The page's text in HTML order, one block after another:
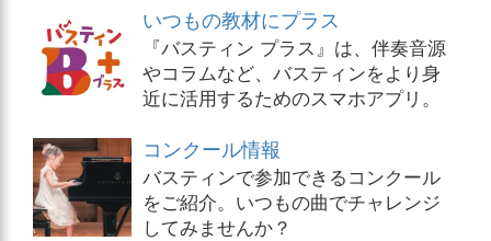
いつもの教材にプラス
『バスティン プラス』は、伴奏音源
やコラムなど、バスティンをより身
近に活用するためのスマホアプリ。
コンクール情報
バスティンで参加できるコンクール
をご紹介。いつもの曲でチャレンジ
してみませんか？